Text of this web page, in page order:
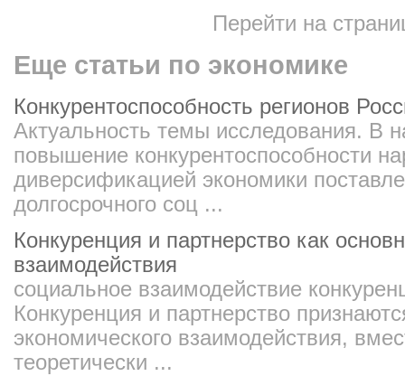
Перейти на
Еще статьи по экономике
Конкурентоспособность регионов
Актуальность темы исследования. В
повышение конкурентоспособности
диверсификацией экономики
долгосрочного соц ...
Конкуренция и партнерство как
взаимодействия
социальное взаимодействие
Конкуренция и партнерство
экономического взаимодействия,
теоретически ...